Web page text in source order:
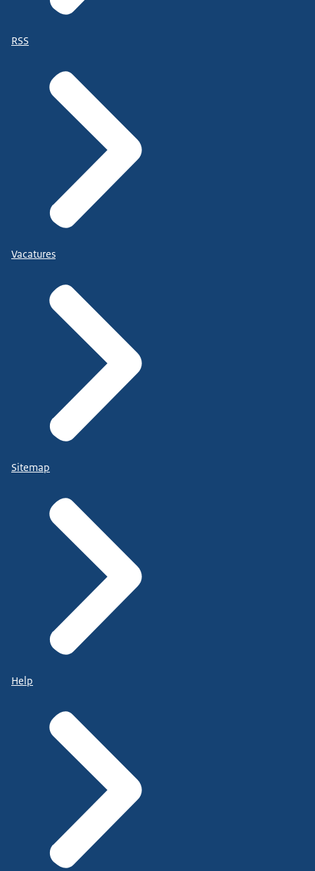
RSS
Vacatures
Sitemap
Help